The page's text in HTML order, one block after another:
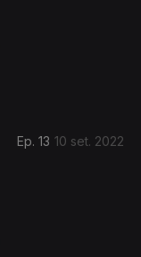
Ep. 13 10 set. 2022